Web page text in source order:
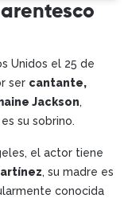
Unidos el 25 de
ser cantante,
Jackson,
su sobrino.
el actor tiene
, su madre es
conocida